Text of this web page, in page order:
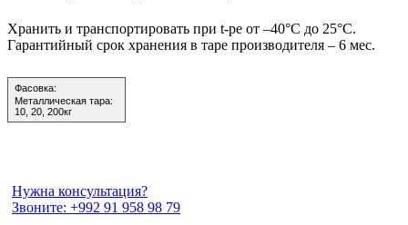
Хранить и транспортировать при t-ре от –40°С до 25°С.
Гарантийный срок хранения в таре производителя – 6 мес.
Фасовка:
Металлическая тара:
10, 20, 200кг
Нужна консультация?
Звоните: +992 91 958 98 79